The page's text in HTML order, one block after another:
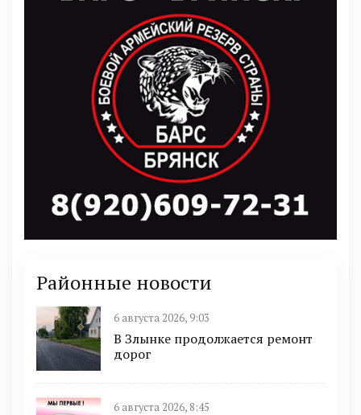
Районные новости
6 августа 2026, 9:03
В Злынке продолжается ремонт
дорог
6 августа 2026, 8:45